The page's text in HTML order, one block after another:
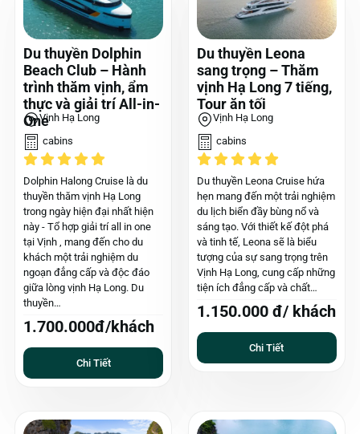
Du thuyền Dolphin
Beach Club – Hành
trình thăm vịnh, ẩm
thực và giải trí All-in-
OneVịnh Hạ Long
cabins
Dolphin Halong Cruise là du
thuyền thăm vịnh Hạ Long
trong ngày hiện đại nhất hiện
này - Tổ hợp giải trí all in one
tại Vịnh , mang đến cho du
khách một trải nghiệm du
ngoạn đẳng cấp và độc đáo
giữa lòng vịnh Hạ Long. Du
thuyền…
1.700.000đ/khách
Chi Tiết
Du thuyền Leona
sang trọng – Thăm
vịnh Hạ Long 7 tiếng,
Tour ăn tối
Vịnh Hạ Long
cabins
Du thuyền Leona Cruise hứa
hẹn mang đến một trải nghiệm
du lịch biển đầy bùng nổ và
sáng tạo. Với thiết kế đột phá
và tinh tế, Leona sẽ là biểu
tượng của sự sang trọng trên
Vịnh Hạ Long, cung cấp những
tiện ích đẳng cấp và chất…
1.150.000 đ/ khách
Chi Tiết